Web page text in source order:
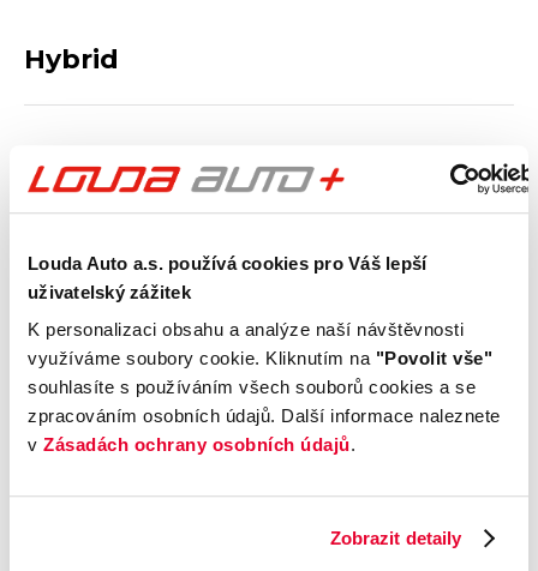
Louda Auto a.s. používá cookies pro Váš lepší
uživatelský zážitek
K personalizaci obsahu a analýze naší návštěvnosti
využíváme soubory cookie. Kliknutím na "Povolit vše"
souhlasíte s používáním všech souborů cookies a se
zpracováním osobních údajů. Další informace naleznete
v Zásadách ochrany osobních údajů.
Zobrazit detaily
Hybrid
Typ hybridního pohonu
Max. dojezd na baterii v
elektrickém režimu
Vnější vzhled a výbava
Komfort